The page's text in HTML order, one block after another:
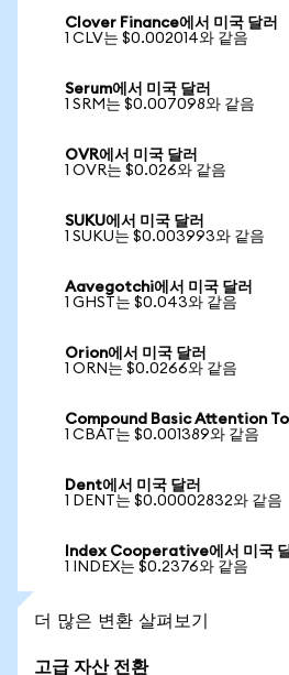
Clover Finance에서 미국 달러
1 CLV는 $0.002014와 같음
Serum에서 미국 달러
1 SRM는 $0.007098와 같음
OVR에서 미국 달러
1 OVR는 $0.026와 같음
SUKU에서 미국 달러
1 SUKU는 $0.003993와 같음
Aavegotchi에서 미국 달러
1 GHST는 $0.043와 같음
Orion에서 미국 달러
1 ORN는 $0.0266와 같음
Compound Basic Attention
1 CBAT는 $0.001389와 같음
Dent에서 미국 달러
1 DENT는 $0.00002832와 같음
Index Cooperative에서 미국
1 INDEX는 $0.2376와 같음
더 많은 변환 살펴보기
고급 자산 전환